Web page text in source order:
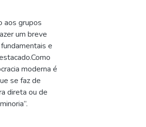
aos grupos
um breve
e
moderna é
se faz de
direta ou de